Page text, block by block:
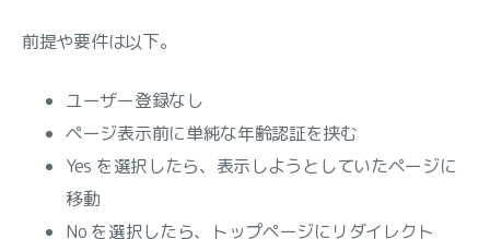
前提や要件は以下。
ユーザー登録なし
ページ表示前に単純な年齢認証を挟む
Yes を選択したら、表示しようとしていたページに
移動
No を選択したら、トップページにリダイレクト